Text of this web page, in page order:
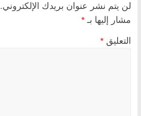
لن يتم نشر عنوان بريدك الإلكتروني.
مشار إليها بـ *
التعليق *